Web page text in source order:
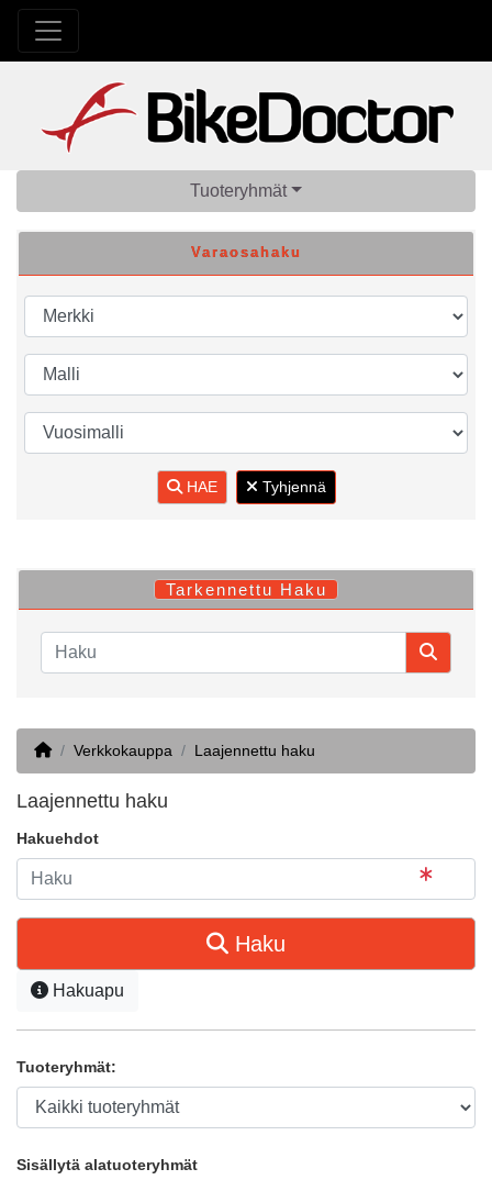
Tuoteryhmät
Varaosahaku
HAE Tyhjennä
Tarkennettu Haku
HomeVerkkokauppa Laajennettu haku
Laajennettu haku
Hakuehdot
Haku
Hakuapu
Tuoteryhmät:
Sisällytä alatuoteryhmät